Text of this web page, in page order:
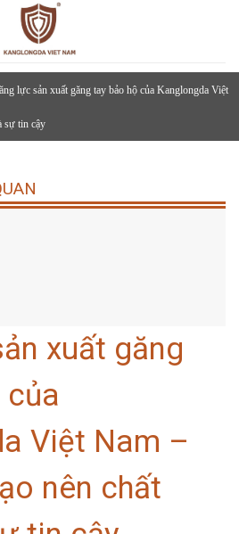
lực sản xuất găng tay bảo hộ của Kanglongda Việt
sự tin cậy
xuất găng
Việt Nam –
nên chất